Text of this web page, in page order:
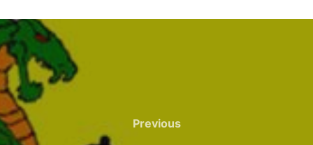
Previous
Previous